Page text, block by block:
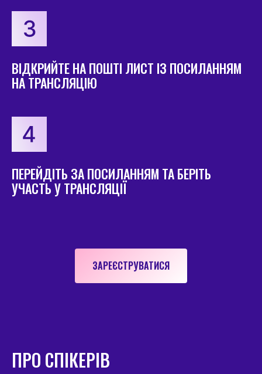
ВІДКРИЙТЕ НА ПОШТІ ЛИСТ ІЗ ПОСИЛАННЯМ
НА ТРАНСЛЯЦІЮ
ПЕРЕЙДІТЬ ЗА ПОСИЛАННЯМ ТА БЕРІТЬ
УЧАСТЬ У ТРАНСЛЯЦІЇ
ЗАРЕЄСТРУВАТИСЯ
ПРО СПІКЕРІВ